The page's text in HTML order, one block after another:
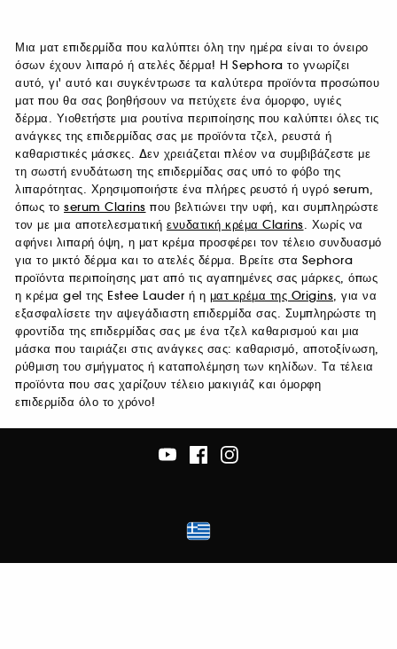
Μια ματ επιδερμίδα που καλύπτει όλη την ημέρα είναι το όνειρο
όσων έχουν λιπαρό ή ατελές δέρμα! Η Sephora το γνωρίζει
αυτό, γι' αυτό και συγκέντρωσε τα καλύτερα προϊόντα προσώπου
ματ που θα σας βοηθήσουν να πετύχετε ένα όμορφο, υγιές
δέρμα. Υιοθετήστε μια ρουτίνα περιποίησης που καλύπτει όλες τις
ανάγκες της επιδερμίδας σας με προϊόντα τζελ, ρευστά ή
καθαριστικές μάσκες. Δεν χρειάζεται πλέον να συμβιβάζεστε με
τη σωστή ενυδάτωση της επιδερμίδας σας υπό το φόβο της
λιπαρότητας. Χρησιμοποιήστε ένα πλήρες ρευστό ή υγρό serum,
όπως το serum Clarins που βελτιώνει την υφή, και συμπληρώστε
τον με μια αποτελεσματική ενυδατική κρέμα Clarins. Χωρίς να
αφήνει λιπαρή όψη, η ματ κρέμα προσφέρει τον τέλειο συνδυασμό
για το μικτό δέρμα και το ατελές δέρμα. Βρείτε στα Sephora
προϊόντα περιποίησης ματ από τις αγαπημένες σας μάρκες, όπως
η κρέμα gel της Estee Lauder ή η ματ κρέμα της Origins, για να
εξασφαλίσετε την αψεγάδιαστη επιδερμίδα σας. Συμπληρώστε τη
φροντίδα της επιδερμίδας σας με ένα τζελ καθαρισμού και μια
μάσκα που ταιριάζει στις ανάγκες σας: καθαρισμό, αποτοξίνωση,
ρύθμιση του σμήγματος ή καταπολέμηση των κηλίδων. Τα τέλεια
προϊόντα που σας χαρίζουν τέλειο μακιγιάζ και όμορφη
επιδερμίδα όλο το χρόνο!